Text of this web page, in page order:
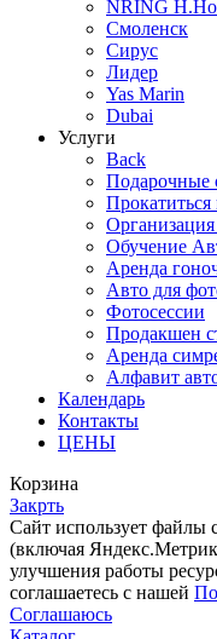
NRING
Смоленск
Сирус
Лидер
Yas Marin
Dubai
Услуги
Back
Подарочные
Прокатиться
Обучение
Аренда
Авто для
Фотосессии
Продакшен
Аренда
Алфавит
Календарь
Контакты
ЦЕНЫ
Корзина
Закрть
Cайт использует файлы
(включая
улучшения работы
соглашаетесь с нашей
Соглашаюсь